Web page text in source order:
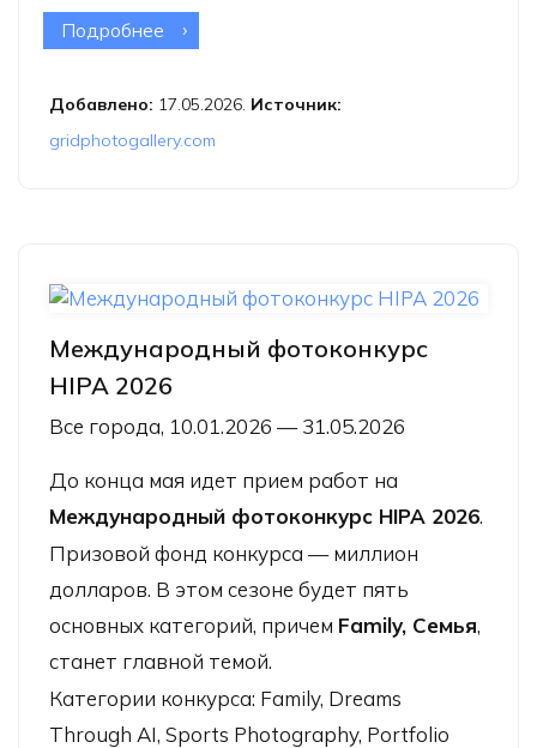
Подробнее о Фотоконкурс «Color 2026» от Grid
Добавлено: 17.05.2026. Источник:
gridphotogallery.com
Международный фотоконкурс
HIPA 2026
Все города, 10.01.2026 — 31.05.2026
До конца мая идет прием работ на
Международный фотоконкурс HIPA 2026.
Призовой фонд конкурса — миллион
долларов. В этом сезоне будет пять
основных категорий, причем Family, Семья,
станет главной темой.
Категории конкурса: Family, Dreams
Through AI, Sports Photography, Portfolio